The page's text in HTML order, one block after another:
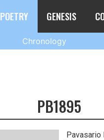
POETRY
Chronology
GENESIS
PB1895